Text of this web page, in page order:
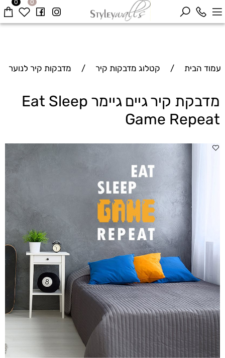
0 0
עמוד הבית / קטלוג מדבקות קיר / מדבקות קיר לנוער
מדבקת קיר גיים גיימר Eat Sleep
Game Repeat